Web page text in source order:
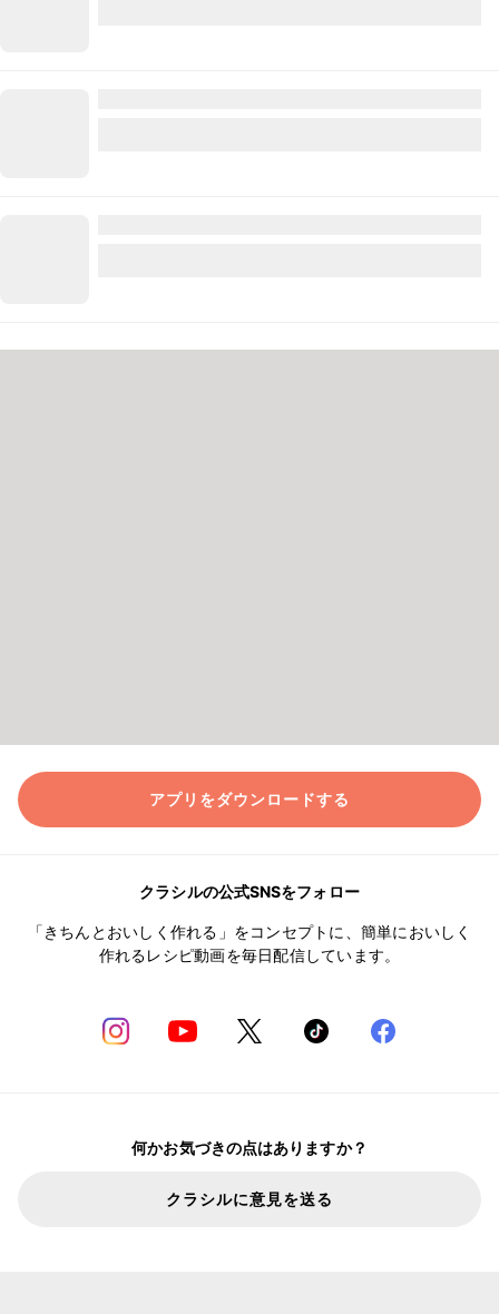
アプリをダウンロードする
クラシルの公式SNSをフォロー
「きちんとおいしく作れる」をコンセプトに、簡単においしく
作れるレシピ動画を毎日配信しています。
何かお気づきの点はありますか？
クラシルに意見を送る